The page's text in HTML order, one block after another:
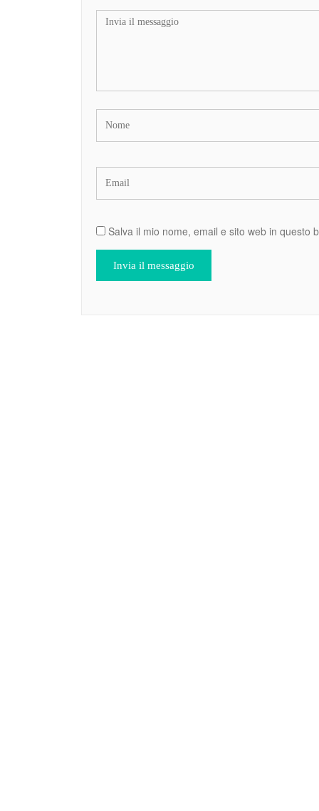
Salva il mio nome, email e sito web in questo